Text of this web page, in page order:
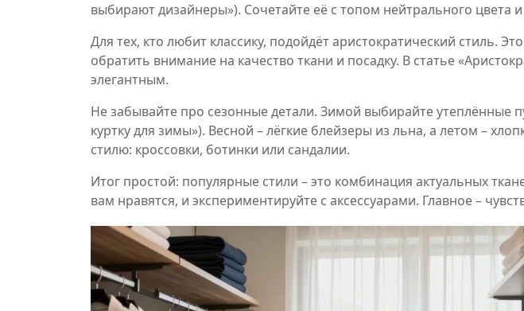
выбирают дизайнеры»). Сочетайте её с топом нейтрального
Для тех, кто любит классику, подойдёт аристократический стиль.
обратить внимание на качество ткани и посадку. В статье
элегантным.
Не забывайте про сезонные детали. Зимой выбирайте утеплённые
куртку для зимы»). Весной – лёгкие блейзеры из льна, а летом –
стилю: кроссовки, ботинки или сандалии.
Итог простой: популярные стили – это комбинация актуальных
вам нравятся, и экспериментируйте с аксессуарами. Главное –